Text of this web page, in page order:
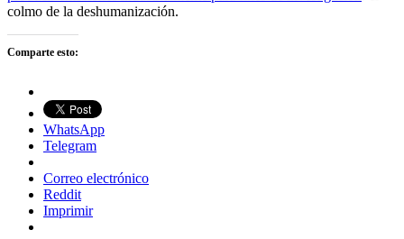
colmo de la deshumanización.
Comparte esto:
WhatsApp
Telegram
Correo electrónico
Reddit
Imprimir